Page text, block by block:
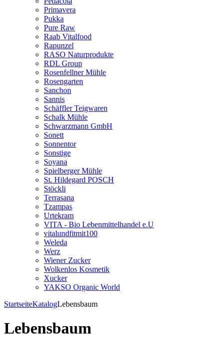
Primavera
Pukka
Pure Raw
Raab Vitalfood
Rapunzel
RASO Naturprodukte
RDL Group
Rosenfellner Mühle
Rosengarten
Sanchon
Sannis
Schäffler Teigwaren
Schalk Mühle
Schwarzmann GmbH
Sonett
Sonnentor
Sonstige
Soyana
Spielberger Mühle
St. Hildegard POSCH
Stöckli
Terrasana
Tzampas
Urtekram
VITA - Bio Lebenmittelhandel e.U
vitalundfitmit100
Weleda
Werz
Wiener Zucker
Wolkenlos Kosmetik
Xucker
YAKSO Organic World
StartseiteKatalogLebensbaum
Lebensbaum